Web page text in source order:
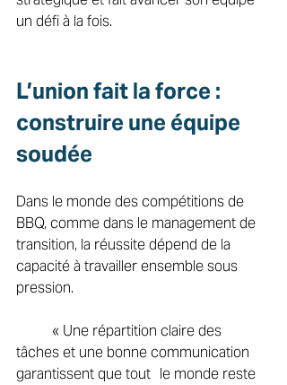
un défi à la fois.
L’union fait la force :
construire une équipe
soudée
Dans le monde des compétitions de
BBQ, comme dans le management de
transition, la réussite dépend de la
capacité à travailler ensemble sous
pression.
tâches et une bonne communication
garantissent que tout 	le monde reste